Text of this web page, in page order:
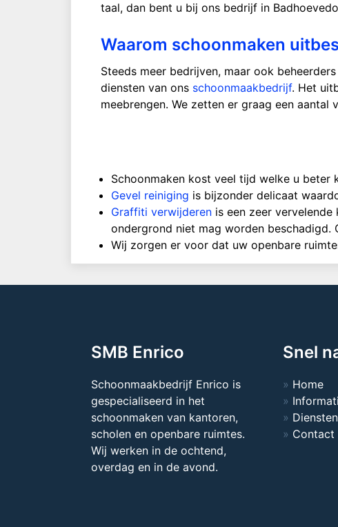
taal, dan bent u bij ons bedrijf in
Waarom schoonmaken
Steeds meer bedrijven, maar ook
diensten van ons schoonmaakbedrijf. Het
meebrengen. We zetten er graag een aantal
Schoonmaken kost veel tijd welke u beter
Gevel reiniging is bijzonder delicaat
Graffiti verwijderenis een zeer vervelende
ondergrond niet mag worden beschadigd.
Wij zorgen er voor dat uw openbare
SMB Enrico
Schoonmaakbedrijf Enrico is
gespecialiseerd in het
schoonmaken van kantoren,
scholen en openbare ruimtes.
Wij werken in de ochtend,
overdag en in de avond.
Snel
Home
Diensten
Contact